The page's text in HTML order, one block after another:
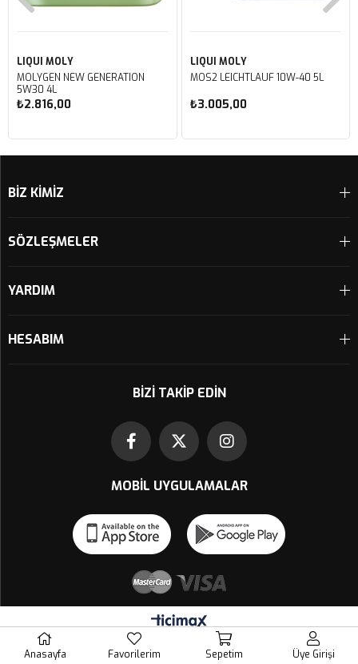
LIQUI MOLY
MOLYGEN NEW GENERATION
5W30 4L
₺2.816,00
LIQUI MOLY
MOS2 LEICHTLAUF 10W-40 5L
₺3.005,00
BİZ KİMİZ
SÖZLEŞMELER
YARDIM
HESABIM
BIZI TAKIP EDIN
MOBIL UYGULAMALAR
Anasayfa Favorilerim Sepetim Üye Girişi